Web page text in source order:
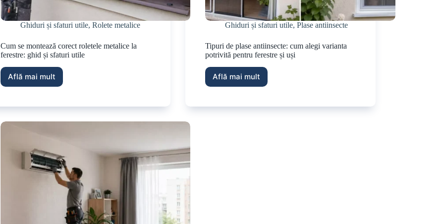
Ghiduri și sfaturi utile,Rolete metalice
Cum se montează corect roletele metalice la
ferestre: ghid și sfaturi utile
Află mai mult
Ghiduri și sfaturi utile,Plase antiinsecte
Tipuri de plase antiinsecte: cum alegi varianta
potrivită pentru ferestre și uși
Află mai mult